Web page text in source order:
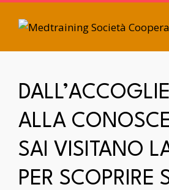
ALLA
SAI VISITANO
PER SCOPRIRE